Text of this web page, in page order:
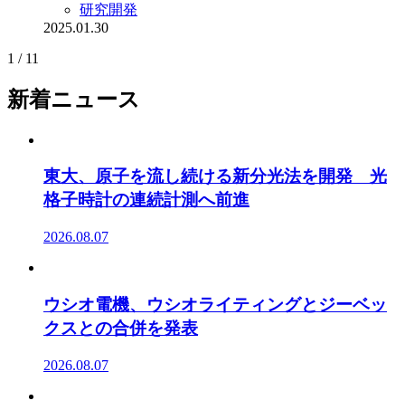
研究開発
2025.01.30
1 / 11
新着ニュース
東大、原子を流し続ける新分光法を開発 光
格子時計の連続計測へ前進
2026.08.07
ウシオ電機、ウシオライティングとジーベッ
クスとの合併を発表
2026.08.07